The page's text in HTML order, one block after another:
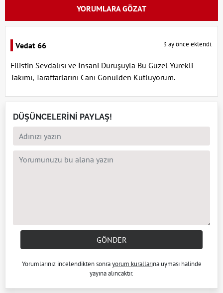
YORUMLARA GÖZAT
Vedat 66 3 ay önce eklendi.
Filistin Sevdalısı ve İnsani Duruşuyla Bu Güzel Yürekli
Takımı, Taraftarlarını Canı Gönülden Kutluyorum.
DÜŞÜNCELERİNİ PAYLAŞ!
GÖNDER
Yorumlarınız incelendikten sonrayorum kurallarına uyması halinde
yayına alıncaktır.